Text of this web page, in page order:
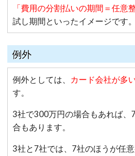
「費用の分割払いの期間＝任意
試し期間といったイメージです。
例外
例外としては、 カード会社が多
す。
3社で300万円の場合もあれば、
合もあります。
3社と7社では、7社のほうが任